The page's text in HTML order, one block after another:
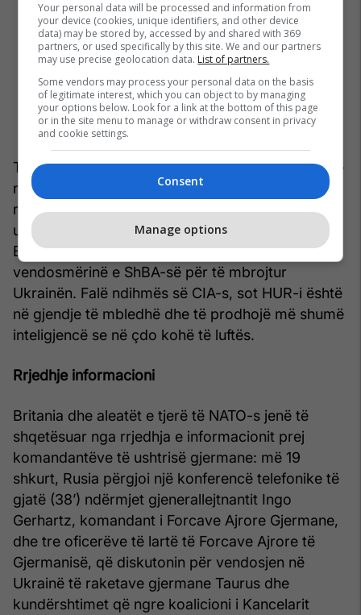
Tani që republikanët në Dhomën e Përfaqësuesve
nuk kanë arritur ende të miratojnë ndihmën
miliarda dollarëshe (60) për Ukrainën, zbulimi
ukrainas është i shqetësuar. Vizita e drejtorit
Burns në Kiev, më 22 shkurt, flet qartas për
vendosmërinë e ShBA-së për të mbrojtur
Ukrainën. Falë ndihmës së CIA-s, sot HUR-i është
në gjendje të mbledhë dhe të prodhojë më shumë
inteligjencë se në çdo kohë të luftës.
Rrjedhje informacioni
Britania dhe aleatët e tjerë të NATO-s jenë të
shqetësuar nga rrjedhja e informacionit prej
komandantëve të ushtrisë gjermane: më 19
shkurt, Rusia përgjoi një konferencë telefonike të
gjatë (38’) ndërmjet gjenerallejtnantit Ingo
Gerhartz, komandant i Forcave Ajrore Gjermane,
dhe tre oficerëve të lartë të Forcave Ajrore të
Gjermanisë, që diskutonin për vendosjen në
Ukrainë të raketave gjermane Taurus dhe
kundërshtimet që ngre koalicioni i Kancelarit
Your personal data will be processed and information from
your device (cookies, unique identifiers, and other device
data) may be stored by, accessed by and shared with 369
partners, or used specifically by this site. We and our partners
may use precise geolocation data. List of partners.
Some vendors may process your personal data on the basis
of legitimate interest, which you can object to by managing
your options below. Look for a link at the bottom of this page
or in the site menu to manage or withdraw consent in privacy
and cookie settings.
Consent
Manage options